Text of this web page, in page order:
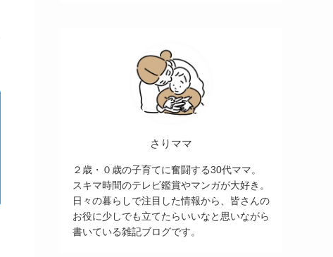
さりママ
２歳・０歳の子育てに奮闘する30代ママ。
スキマ時間のテレビ鑑賞やマンガが大好き。
日々の暮らしで注目した情報から、皆さんの
お役に少しでも立てたらいいなと思いながら
書いている雑記ブログです。